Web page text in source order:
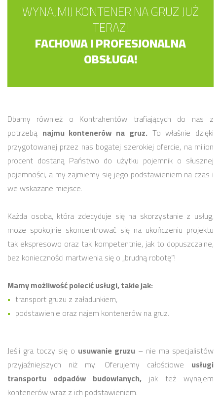
WYNAJMIJ KONTENER NA GRUZ JUŻ
TERAZ!
FACHOWA I PROFESJONALNA
OBSŁUGA!
Dbamy również o Kontrahentów trafiających do nas z
potrzebą najmu kontenerów na gruz. To właśnie dzięki
przygotowanej przez nas bogatej szerokiej ofercie, na milion
procent dostaną Państwo do użytku pojemnik o słusznej
pojemności, a my zajmiemy się jego podstawieniem na czas i
we wskazane miejsce.
Każda osoba, która zdecyduje się na skorzystanie z usług,
może spokojnie skoncentrować się na ukończeniu projektu
tak ekspresowo oraz tak kompetentnie, jak to dopuszczalne,
bez konieczności martwienia się o „brudną robotę”!
Mamy możliwość polecić usługi, takie jak:
transport gruzu z załadunkiem,
podstawienie oraz najem kontenerów na gruz.
Jeśli gra toczy się o usuwanie gruzu – nie ma specjalistów
przyjaźniejszych niż my. Oferujemy całościowe usługi
transportu odpadów budowlanych, jak też wynajem
kontenerów wraz z ich podstawieniem.